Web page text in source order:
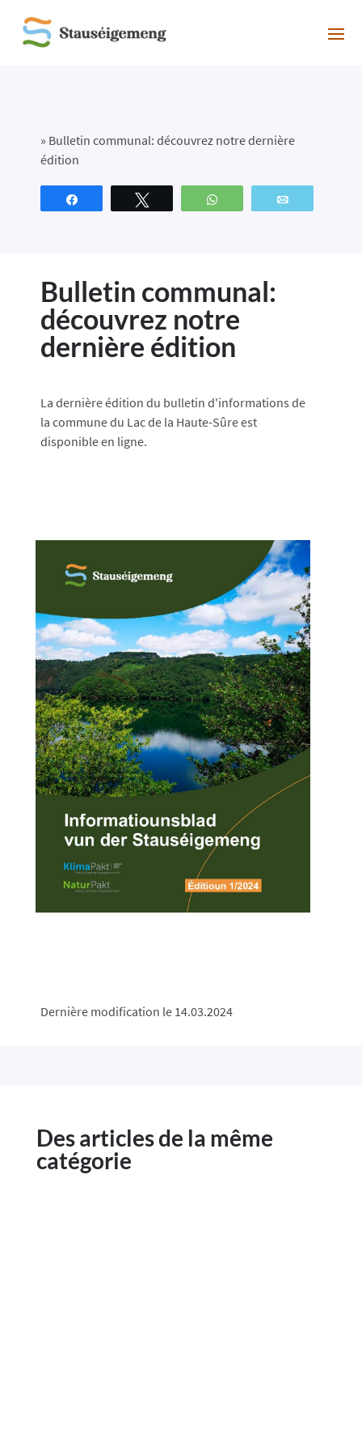
» Bulletin communal: découvrez notre dernière
édition
WhatsApp
Bulletin communal:
découvrez notre
dernière édition
La dernière édition du bulletin d'informations de
la commune du Lac de la Haute-Sûre est
disponible en ligne.
Dernière modification le 14.03.2024
Des articles de la même
catégorie